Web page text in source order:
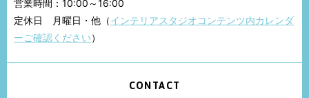
営業時間：10:00～16:00
定休日 月曜日・他（インテリアスタジオコンテンツ内カレンダ
ーご確認ください）
CONTACT